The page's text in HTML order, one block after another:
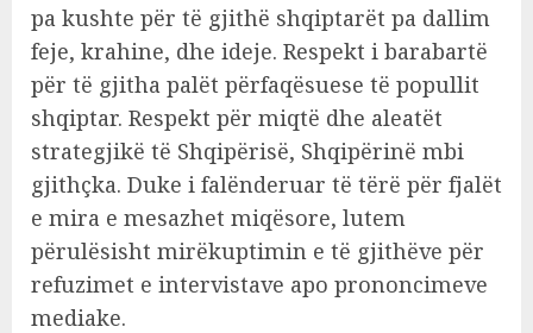
pa kushte për të gjithë shqiptarët pa dallim
feje, krahine, dhe ideje. Respekt i barabartë
për të gjitha palët përfaqësuese të popullit
shqiptar. Respekt për miqtë dhe aleatët
strategjikë të Shqipërisë, Shqipërinë mbi
gjithçka. Duke i falënderuar të tërë për fjalët
e mira e mesazhet miqësore, lutem
përulësisht mirëkuptimin e të gjithëve për
refuzimet e intervistave apo prononcimeve
mediake.